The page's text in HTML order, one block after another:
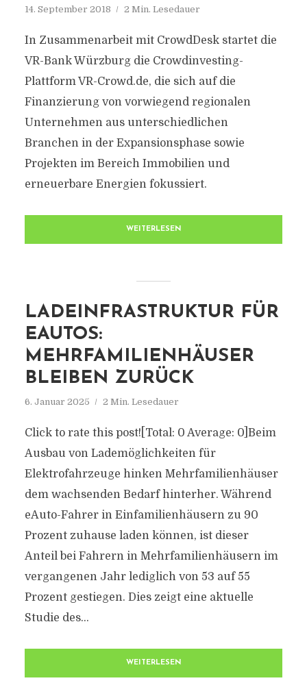
14. September 2018 2 Min. Lesedauer
In Zusammenarbeit mit CrowdDesk startet die
VR-Bank Würzburg die Crowdinvesting-
Plattform VR-Crowd.de, die sich auf die
Finanzierung von vorwiegend regionalen
Unternehmen aus unterschiedlichen
Branchen in der Expansionsphase sowie
Projekten im Bereich Immobilien und
erneuerbare Energien fokussiert.
WEITERLESEN
LADEINFRASTRUKTUR FÜR
EAUTOS:
MEHRFAMILIENHÄUSER
BLEIBEN ZURÜCK
6. Januar 2025 2 Min. Lesedauer
Click to rate this post![Total: 0 Average: 0]Beim
Ausbau von Lademöglichkeiten für
Elektrofahrzeuge hinken Mehrfamilienhäuser
dem wachsenden Bedarf hinterher. Während
eAuto-Fahrer in Einfamilienhäusern zu 90
Prozent zuhause laden können, ist dieser
Anteil bei Fahrern in Mehrfamilienhäusern im
vergangenen Jahr lediglich von 53 auf 55
Prozent gestiegen. Dies zeigt eine aktuelle
Studie des...
WEITERLESEN